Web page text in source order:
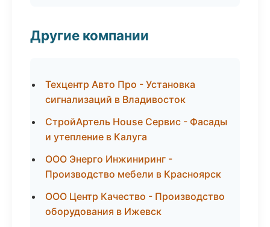
Другие компании
Техцентр Авто Про - Установка
сигнализаций в Владивосток
СтройАртель House Сервис - Фасады
и утепление в Калуга
ООО Энерго Инжиниринг -
Производство мебели в Красноярск
ООО Центр Качество - Производство
оборудования в Ижевск